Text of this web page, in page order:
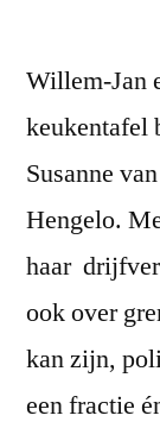
Willem-Jan
keukentafel
Susanne
Hengelo.
haar
ook over
kan zijn,
een fractie